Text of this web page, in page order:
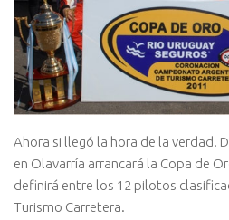
Ahora si llegó la hora de la verdad.
en Olavarría arrancará la Copa de
definirá entre los 12 pilotos
Turismo Carretera.